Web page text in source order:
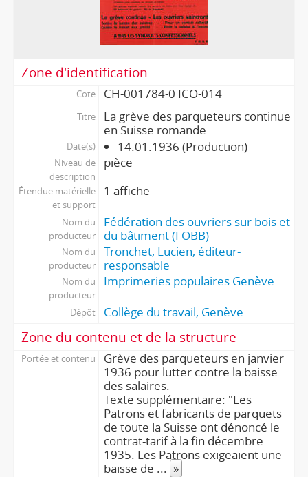
Zone d'identification
Cote CH-001784-0 ICO-014
Titre
La grève des parqueteurs continue
en Suisse romande
Date(s) 14.01.1936 (Production)
Niveau de
description
pièce
Étendue matérielle
et support
1 affiche
Nom du
producteur
Fédération des ouvriers sur bois et
du bâtiment (FOBB)
Nom du
producteur
Tronchet, Lucien, éditeur-
responsable
Nom du
producteur
Imprimeries populaires Genève
Dépôt Collège du travail, Genève
Zone du contenu et de la structure
Portée et contenu
Grève des parqueteurs en janvier
1936 pour lutter contre la baisse
des salaires.
Texte supplémentaire: "Les
Patrons et fabricants de parquets
de toute la Suisse ont dénoncé le
contrat-tarif à la fin décembre
1935. Les Patrons exigeaient une
baisse de ... »